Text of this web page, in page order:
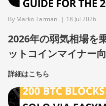
By Marko Tarman | 18 Jul 2026
2026年の弱気相場を
ットコインマイナー
詳細はこちら